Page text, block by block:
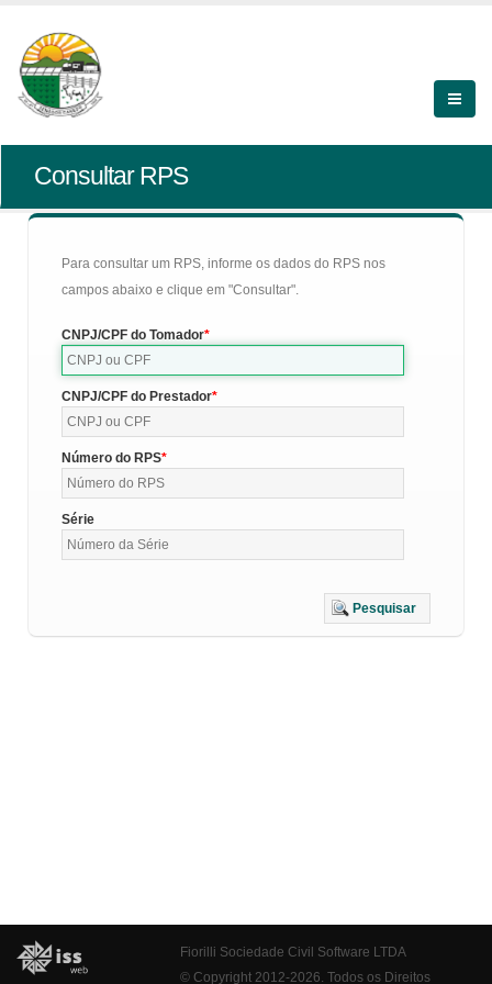
Consultar RPS
Para consultar um RPS, informe os dados do RPS nos
campos abaixo e clique em "Consultar".
CNPJ/CPF do Tomador
CNPJ/CPF do Prestador
Número do RPS
Série
Pesquisar
Fiorilli Sociedade Civil Software LTDA
© Copyright 2012-2026. Todos os Direitos